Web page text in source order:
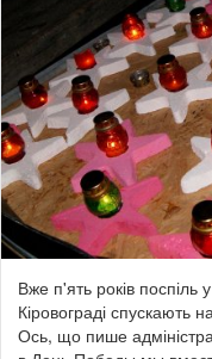
Вже п'ять років поспіль
Кіровограді спускають
Ось, що пише